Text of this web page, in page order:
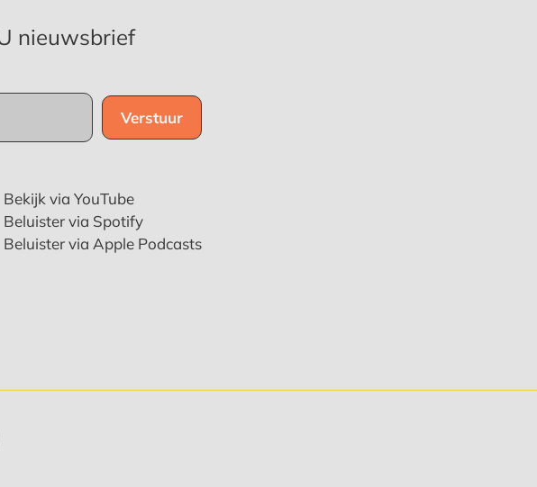
Bekijk via YouTube
Beluister via Spotify
Beluister via Apple Podcasts
nieuwsbrief